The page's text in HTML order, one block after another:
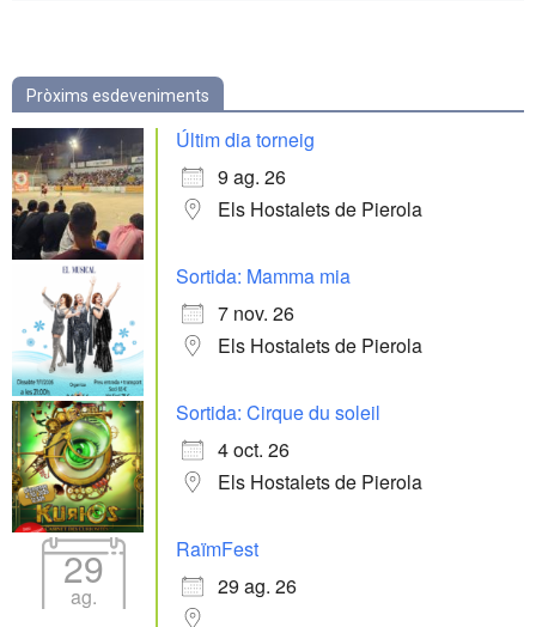
Pròxims esdeveniments
Últim dia torneig
9 ag. 26
Els Hostalets de Pierola
Sortida: Mamma mia
7 nov. 26
Els Hostalets de Pierola
Sortida: Cirque du soleil
4 oct. 26
Els Hostalets de Pierola
29
ag.
RaïmFest
29 ag. 26